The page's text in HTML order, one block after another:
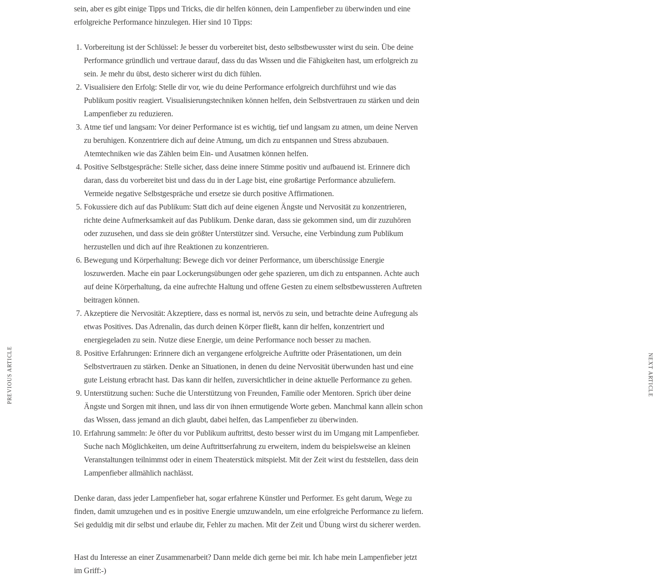
sein, aber es gibt einige Tipps und Tricks, die dir helfen können, dein Lampenfieber zu überwinden und eine
erfolgreiche Performance hinzulegen. Hier sind 10 Tipps:
Vorbereitung ist der Schlüssel: Je besser du vorbereitet bist, desto selbstbewusster wirst du sein. Übe deine
Performance gründlich und vertraue darauf, dass du das Wissen und die Fähigkeiten hast, um erfolgreich zu
sein. Je mehr du übst, desto sicherer wirst du dich fühlen.
Visualisiere den Erfolg: Stelle dir vor, wie du deine Performance erfolgreich durchführst und wie das
Publikum positiv reagiert. Visualisierungstechniken können helfen, dein Selbstvertrauen zu stärken und dein
Lampenfieber zu reduzieren.
Atme tief und langsam: Vor deiner Performance ist es wichtig, tief und langsam zu atmen, um deine Nerven
zu beruhigen. Konzentriere dich auf deine Atmung, um dich zu entspannen und Stress abzubauen.
Atemtechniken wie das Zählen beim Ein- und Ausatmen können helfen.
Positive Selbstgespräche: Stelle sicher, dass deine innere Stimme positiv und aufbauend ist. Erinnere dich
daran, dass du vorbereitet bist und dass du in der Lage bist, eine großartige Performance abzuliefern.
Vermeide negative Selbstgespräche und ersetze sie durch positive Affirmationen.
Fokussiere dich auf das Publikum: Statt dich auf deine eigenen Ängste und Nervosität zu konzentrieren,
richte deine Aufmerksamkeit auf das Publikum. Denke daran, dass sie gekommen sind, um dir zuzuhören
oder zuzusehen, und dass sie dein größter Unterstützer sind. Versuche, eine Verbindung zum Publikum
herzustellen und dich auf ihre Reaktionen zu konzentrieren.
Bewegung und Körperhaltung: Bewege dich vor deiner Performance, um überschüssige Energie
loszuwerden. Mache ein paar Lockerungsübungen oder gehe spazieren, um dich zu entspannen. Achte auch
auf deine Körperhaltung, da eine aufrechte Haltung und offene Gesten zu einem selbstbewussteren Auftreten
beitragen können.
Akzeptiere die Nervosität: Akzeptiere, dass es normal ist, nervös zu sein, und betrachte deine Aufregung als
etwas Positives. Das Adrenalin, das durch deinen Körper fließt, kann dir helfen, konzentriert und
energiegeladen zu sein. Nutze diese Energie, um deine Performance noch besser zu machen.
Positive Erfahrungen: Erinnere dich an vergangene erfolgreiche Auftritte oder Präsentationen, um dein
Selbstvertrauen zu stärken. Denke an Situationen, in denen du deine Nervosität überwunden hast und eine
gute Leistung erbracht hast. Das kann dir helfen, zuversichtlicher in deine aktuelle Performance zu gehen.
Unterstützung suchen: Suche die Unterstützung von Freunden, Familie oder Mentoren. Sprich über deine
Ängste und Sorgen mit ihnen, und lass dir von ihnen ermutigende Worte geben. Manchmal kann allein schon
das Wissen, dass jemand an dich glaubt, dabei helfen, das Lampenfieber zu überwinden.
Erfahrung sammeln: Je öfter du vor Publikum auftrittst, desto besser wirst du im Umgang mit Lampenfieber.
Suche nach Möglichkeiten, um deine Auftrittserfahrung zu erweitern, indem du beispielsweise an kleinen
Veranstaltungen teilnimmst oder in einem Theaterstück mitspielst. Mit der Zeit wirst du feststellen, dass dein
Lampenfieber allmählich nachlässt.
Denke daran, dass jeder Lampenfieber hat, sogar erfahrene Künstler und Performer. Es geht darum, Wege zu
finden, damit umzugehen und es in positive Energie umzuwandeln, um eine erfolgreiche Performance zu liefern.
Sei geduldig mit dir selbst und erlaube dir, Fehler zu machen. Mit der Zeit und Übung wirst du sicherer werden.
Hast du Interesse an einer Zusammenarbeit? Dann melde dich gerne bei mir. Ich habe mein Lampenfieber jetzt
im Griff:-)
PREVIOUS ARTICLE NEXT ARTICLE